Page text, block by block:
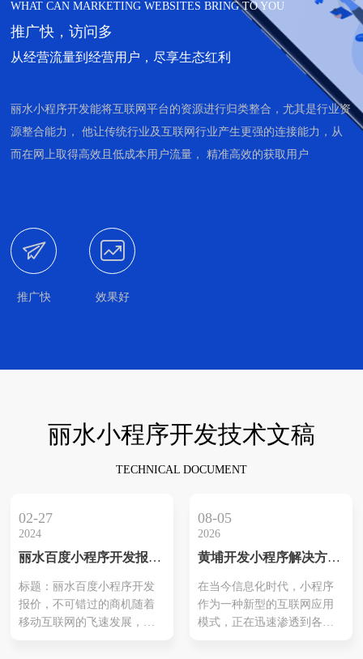
WHAT CAN MARKETING WEBSITES BRING TO YOU
推广快，访问多
从经营流量到经营用户，尽享生态红利
丽水小程序开发能将互联网平台的资源进行归类整合，尤其是行业资
源整合能力， 他让传统行业及互联网行业产生更强的连接能力，从
而在网上取得高效且低成本用户流量， 精准高效的获取用户

推广快

效果好
丽水小程序开发技术文稿
TECHNICAL DOCUMENT
02-27
2024
丽水百度小程序开发报价
少钱
标题：丽水百度小程序开发
报价，不可错过的商机随着
移动互联网的飞速发展，小
08-05
2026
黄埔开发小程序解决方
来
在当今信息化时代，小程序
作为一种新型的互联网应用
模式，正在迅速渗透到各行